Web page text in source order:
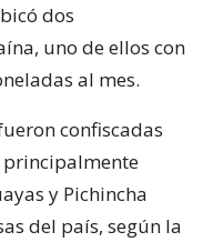
dos
uno de ellos con
al mes.
confiscadas
principalmente
y Pichincha
del país, según la